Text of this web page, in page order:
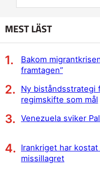
MEST LÄST
Bakom
framtagen”
Ny biståndsstrategi
regimskifte som mål
Venezuela sviker
Irankriget har
missillagret